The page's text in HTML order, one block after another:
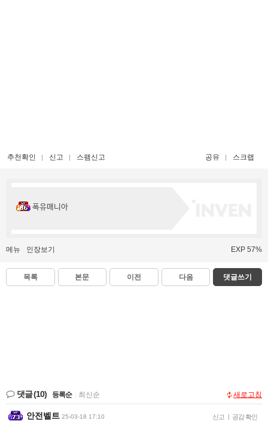
추천확인 신고 스팸신고 공유 스크랩
폭유매니아
메뉴 인장보기 EXP 57%
목록 본문 이전 다음 댓글쓰기
댓글(10) 등록순 최신순 새로고침
안전벨트 25-03-18 17:10 신고 | 공감 확인